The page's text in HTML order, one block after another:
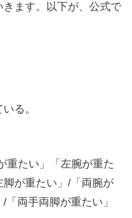
ます。以下が、公式で
る。
重たい」「左腕が重た
が重たい」/「両腕が
両手両脚が重たい」